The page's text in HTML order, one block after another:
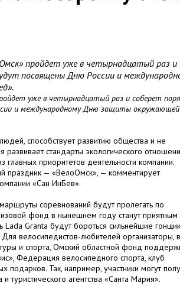
пройдет уже в четырнадцатый раз и
посвящены Дню России и
уже в четырнадцатый раз и соберет
и международному Дню защиты окружающей
способствует развитию общества и не
стандарты экологического
приоритетов деятельности компании.
праздник — «ВелоОмск», — комментирует
«Сан ИнБев».
соревнований будут пролегать по
фонд в нынешнем году станут приятным
Lada Granta будут бороться сильнейшие
велосипедистов-любителей организаторы, в
и спорта, Омский областной фонд
Федерация велосипедного спорта, клуб
Так, например, участники могут
агентства «Санта Мария».